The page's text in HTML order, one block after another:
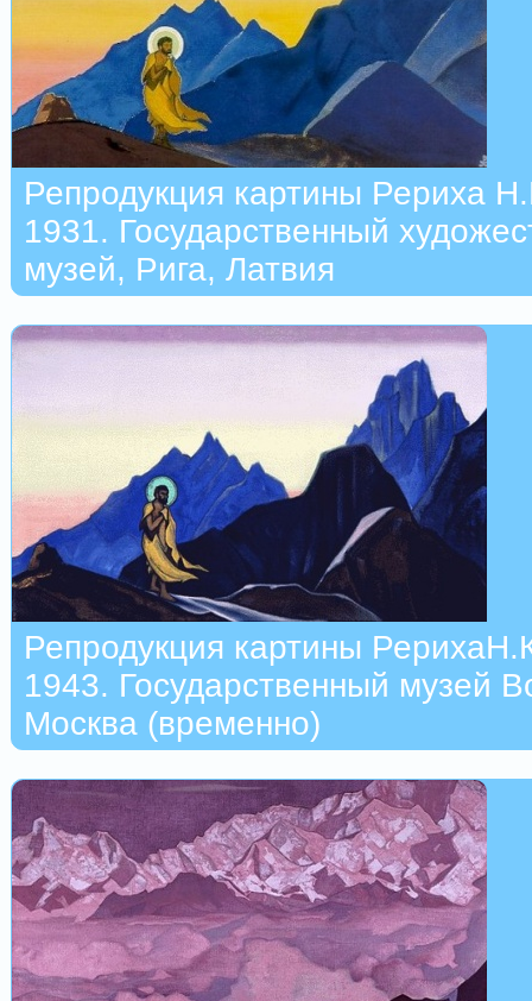
Репродукция картины Рериха
1931. Государственный
музей, Рига, Латвия
Репродукция картины
1943. Государственный музей
Москва (временно)